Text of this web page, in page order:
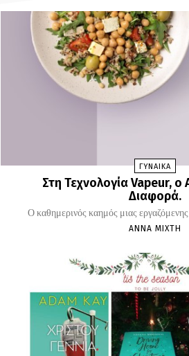
ΓΥΝΑΙΚΑ
Στη Τεχνολογία Vapeur, o
Διαφορά.
Ο καθημερινός καημός μιας
ΆΝΝΑ ΜΊΧΤΗ